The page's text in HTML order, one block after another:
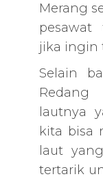
Merang
pesawat
jika ingin
Selain
lautnya
kita bisa
laut
tertarik